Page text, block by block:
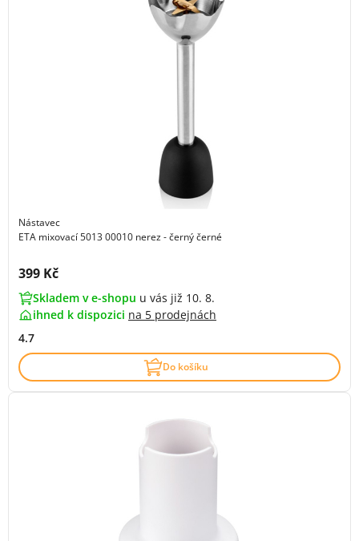
Nástavec
ETA mixovací 5013 00010 nerez - černý černé
Cena s DPH:
399 Kč
Skladem v e-shopu u vás již 10. 8.
ihned k dispozici na 5 prodejnách
4.7
Do košíku